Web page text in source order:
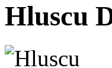
Hluscu